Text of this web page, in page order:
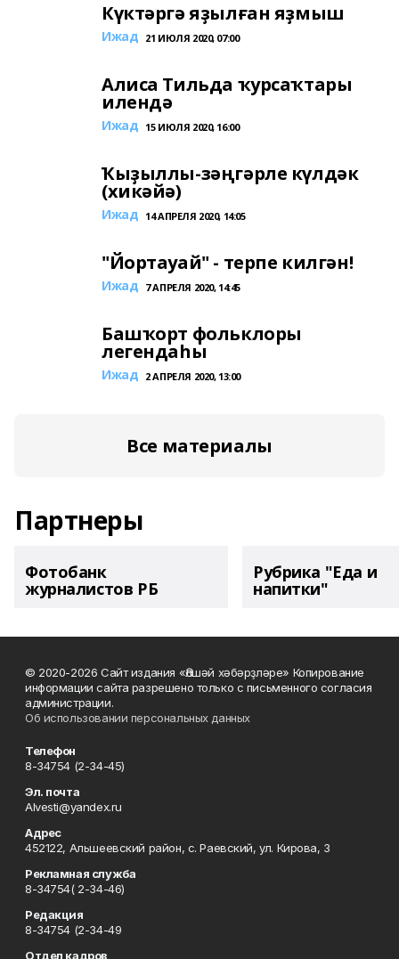
Күктәргә яҙылған яҙмыш
Ижад 21 ИЮЛЯ 2020, 07:00
Алиса Тильда ҡурсаҡтары
илендә
Ижад 15 ИЮЛЯ 2020, 16:00
Ҡыҙыллы-зәңгәрле күлдәк
(хикәйә)
Ижад 14 АПРЕЛЯ 2020, 14:05
"Йортауай" - терпе килгән!
Ижад 7 АПРЕЛЯ 2020, 14:45
Башҡорт фольклоры
легендаһы
Ижад 2 АПРЕЛЯ 2020, 13:00
Все материалы
Партнеры
Фотобанк
журналистов РБ
Рубрика "Еда и
напитки"
© 2020-2026 Сайт издания «Әлшәй хәбәрҙләре» Копирование
информации сайта разрешено только с письменного согласия
администрации.
Об использовании персональных данных
Телефон
8-34754 (2-34-45)
Эл. почта
Alvesti@yandex.ru
Адрес
452122, Альшеевский район, с. Раевский, ул. Кирова, 3
Рекламная служба
8-34754( 2-34-46)
Редакция
8-34754 (2-34-49
Отдел кадров